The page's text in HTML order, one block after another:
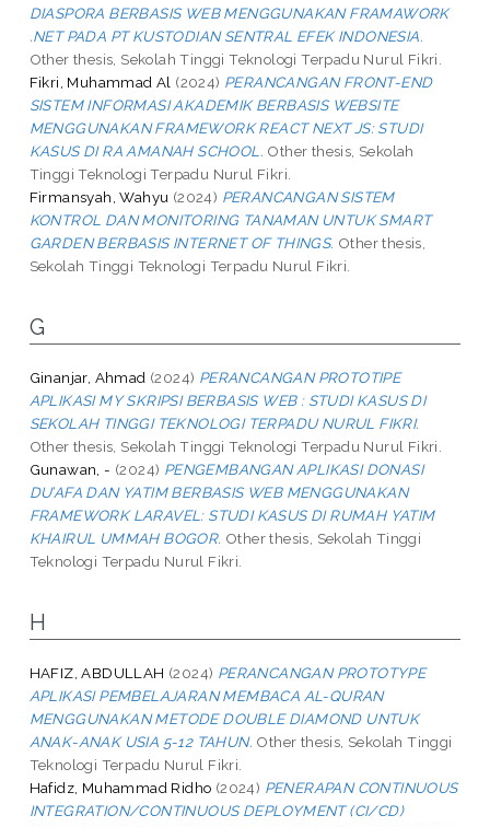
DIASPORA BERBASIS WEB MENGGUNAKAN FRAMAWORK
.NET PADA PT KUSTODIAN SENTRAL EFEK INDONESIA.
Other thesis, Sekolah Tinggi Teknologi Terpadu Nurul Fikri.
Fikri, Muhammad Al (2024) PERANCANGAN FRONT-END
SISTEM INFORMASI AKADEMIK BERBASIS WEBSITE
MENGGUNAKAN FRAMEWORK REACT NEXT JS: STUDI
KASUS DI RA AMANAH SCHOOL. Other thesis, Sekolah
Tinggi Teknologi Terpadu Nurul Fikri.
Firmansyah, Wahyu (2024) PERANCANGAN SISTEM
KONTROL DAN MONITORING TANAMAN UNTUK SMART
GARDEN BERBASIS INTERNET OF THINGS. Other thesis,
Sekolah Tinggi Teknologi Terpadu Nurul Fikri.
G
Ginanjar, Ahmad (2024) PERANCANGAN PROTOTIPE
APLIKASI MY SKRIPSI BERBASIS WEB : STUDI KASUS DI
SEKOLAH TINGGI TEKNOLOGI TERPADU NURUL FIKRI.
Other thesis, Sekolah Tinggi Teknologi Terpadu Nurul Fikri.
Gunawan, - (2024) PENGEMBANGAN APLIKASI DONASI
DU’AFA DAN YATIM BERBASIS WEB MENGGUNAKAN
FRAMEWORK LARAVEL: STUDI KASUS DI RUMAH YATIM
KHAIRUL UMMAH BOGOR. Other thesis, Sekolah Tinggi
Teknologi Terpadu Nurul Fikri.
H
HAFIZ, ABDULLAH (2024) PERANCANGAN PROTOTYPE
APLIKASI PEMBELAJARAN MEMBACA AL-QURAN
MENGGUNAKAN METODE DOUBLE DIAMOND UNTUK
ANAK-ANAK USIA 5-12 TAHUN. Other thesis, Sekolah Tinggi
Teknologi Terpadu Nurul Fikri.
Hafidz, Muhammad Ridho (2024) PENERAPAN CONTINUOUS
INTEGRATION/CONTINUOUS DEPLOYMENT (CI/CD)